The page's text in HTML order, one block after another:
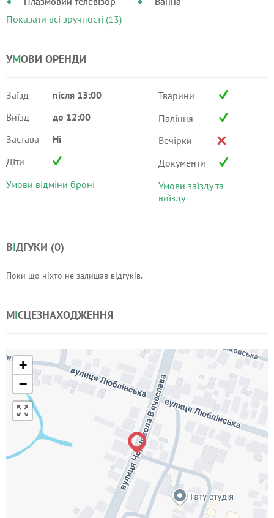
Показати всі зручності (13)
УМОВИ ОРЕНДИ
Заїзд
після 13:00
Виїзд
до 12:00
Застава
Ні
Діти
Умови відміни броні
Тварини
Паління
Вечірки
Документи
Умови заїзду та
виїзду
ВІДГУКИ (0)
Поки що ніхто не залишав відгуків.
МІСЦЕЗНАХОДЖЕННЯ
+
−